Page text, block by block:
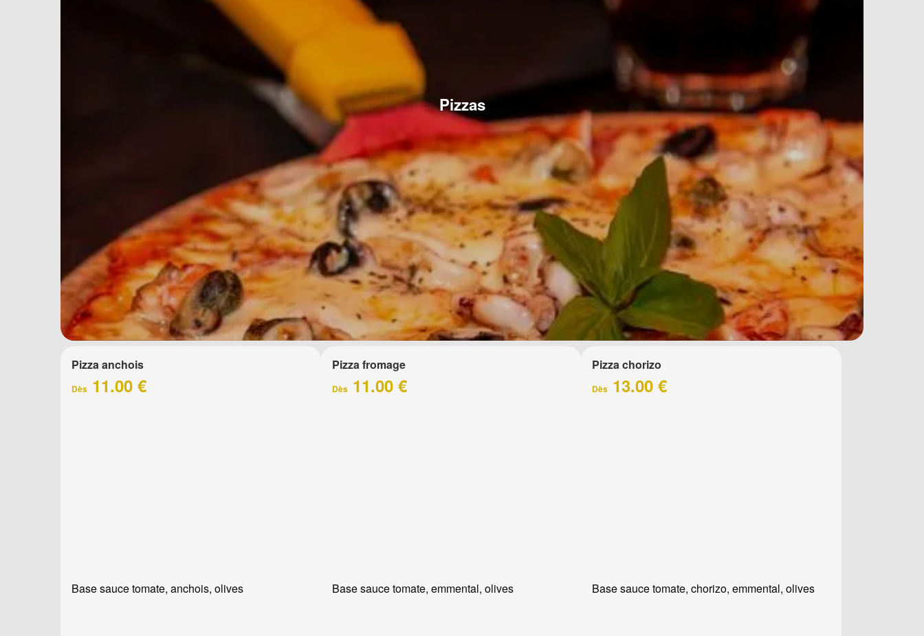
Pizzas
Pizza anchois
Dès 11.00 €
Base sauce tomate, anchois, olives
Pizza fromage
Dès11.00 €
Base sauce tomate, emmental, olives
Pizza chorizo
Dès 13.00 €
Base sauce tomate, chorizo, emmental, olives